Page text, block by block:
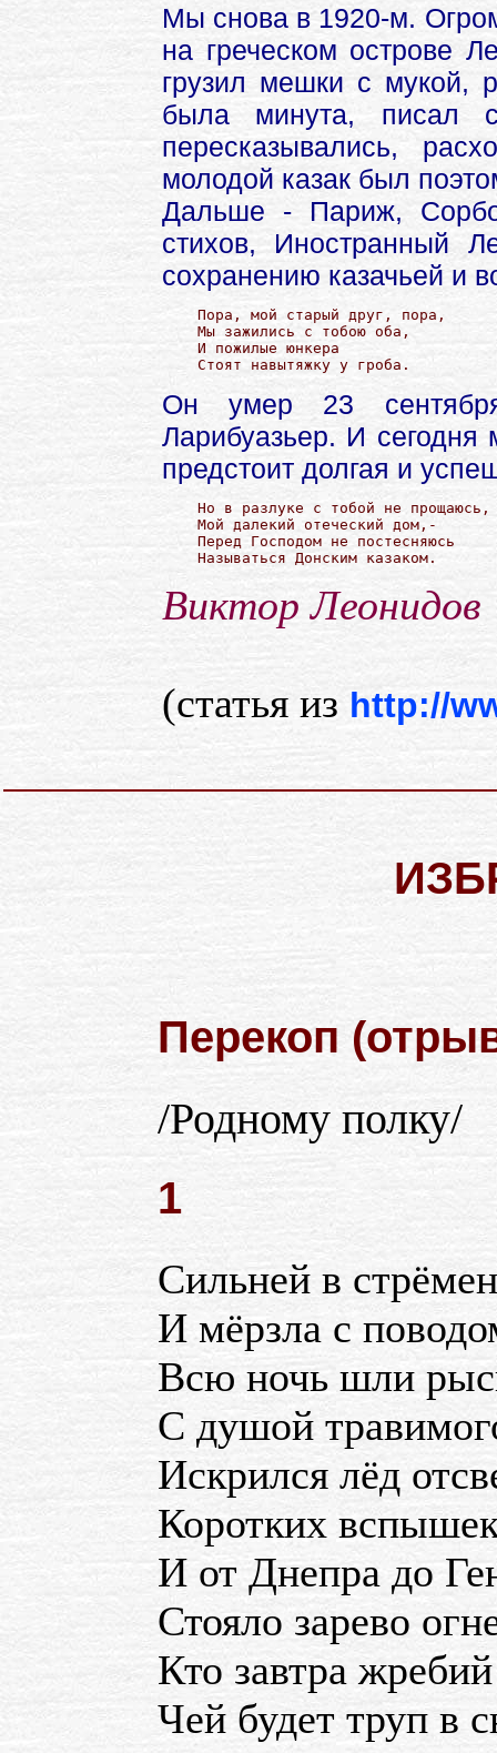
Мы снова в 1920-м.
на греческом острове
грузил мешки с мукой,
была минута, писал
пересказывались,
молодой казак был
Дальше - Париж,
стихов, Иностранный
сохранению казачьей и
Пора, мой старый друг, пора,
Мы зажились с тобою оба,
И пожилые юнкера
Стоят навытяжку у гроба.
Он умер 23
Ларибуазьер. И сегодня
предстоит долгая и
Но в разлуке с тобой не прощаюсь,
Мой далекий отеческий дом,-
Перед Господом не постесняюсь
Называться Донским казаком.
Виктор Леонидов
(статья из http://
Перекоп
/Родному полку/
1
Сильней в
И мёрзла с
Всю ночь шли
С душой
Искрился лёд
Коротких
И от Днепра до
Стояло зарево
Кто завтра
Чей будет труп в